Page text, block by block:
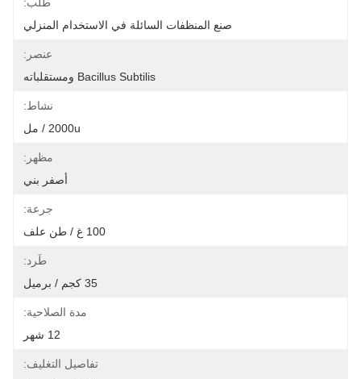
صنع المنظفات السائلة في الاستخدام المنزلي
عنصر:
Bacillus Subtilis ومستقلباته
نشاط:
2000u / مل
مظهر:
أصفر بني
جرعة:
100 غ / طن علف
طَرد:
35 كجم / برميل
مدة الصلاحية:
12 شهر
تفاصيل التغليف: